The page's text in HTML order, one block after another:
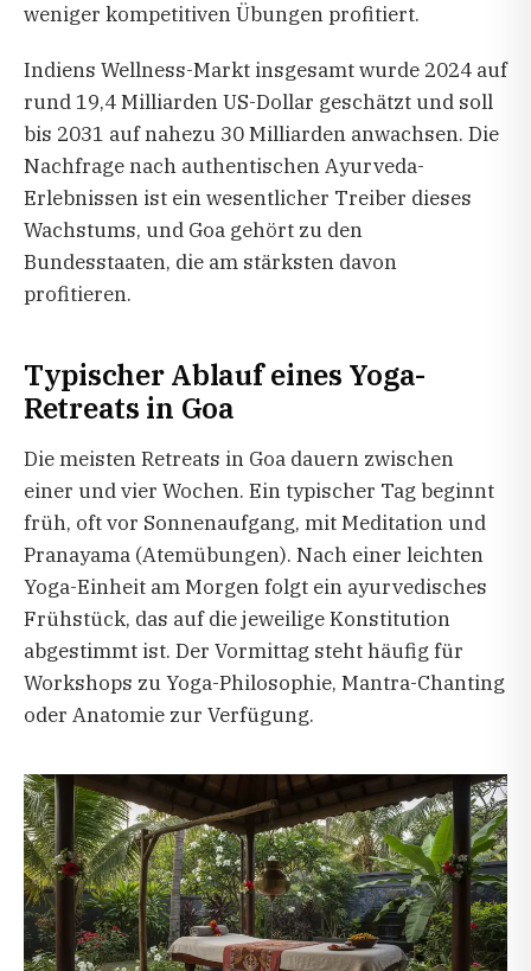
weniger kompetitiven Übungen profitiert.
Indiens Wellness-Markt insgesamt wurde 2024 auf
rund 19,4 Milliarden US-Dollar geschätzt und soll
bis 2031 auf nahezu 30 Milliarden anwachsen. Die
Nachfrage nach authentischen Ayurveda-
Erlebnissen ist ein wesentlicher Treiber dieses
Wachstums, und Goa gehört zu den
Bundesstaaten, die am stärksten davon
profitieren.
Typischer Ablauf eines Yoga-
Retreats in Goa
Die meisten Retreats in Goa dauern zwischen
einer und vier Wochen. Ein typischer Tag beginnt
früh, oft vor Sonnenaufgang, mit Meditation und
Pranayama (Atemübungen). Nach einer leichten
Yoga-Einheit am Morgen folgt ein ayurvedisches
Frühstück, das auf die jeweilige Konstitution
abgestimmt ist. Der Vormittag steht häufig für
Workshops zu Yoga-Philosophie, Mantra-Chanting
oder Anatomie zur Verfügung.